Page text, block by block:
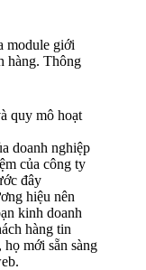
module giới
hàng. Thông
quy mô hoạt
doanh nghiệp
của công ty
đây
hiệu nên
kinh doanh
hàng tin
mới sẵn sàng